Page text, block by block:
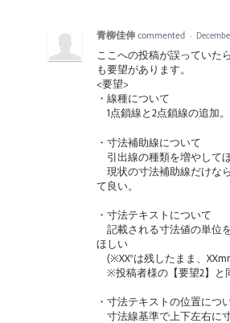
青柳佳伸 commented ·
ここへの投稿が誤っていた
も要望があります。
<要望>
・線種について
1点鎖線と2点鎖線の追加。
・寸法補助線について
引出線の種類を増やしてほ
現状の寸法補助線だけな
て良い。
・寸法テキストについて
記載される寸法値の単位
ほしい
(※XX°は残したまま、
※投稿者様の【要望2】と
・寸法テキストの位置につ
寸法線基準で上下左右に